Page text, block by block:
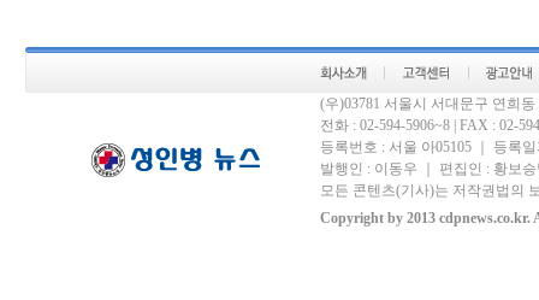
(우)03781 서울시 서대문구 연희
전화 : 02-594-5906~8 | FAX : 02-
등록번호 : 서울 아05105 ｜ 등록
발행인 : 이동우 ｜ 편집인 : 황보
모든 콘텐츠(기사)는 저작권법의
Copyright by 2013 cdpnews.co.kr.